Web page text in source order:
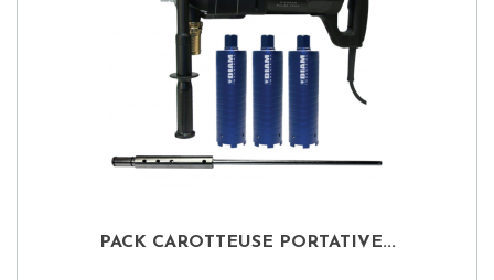
PACK CAROTTEUSE PORTATIVE...